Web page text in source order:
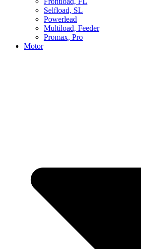
Selfload, SL
Powerlead
Multiload, Feeder
Promax, Pro
Motor